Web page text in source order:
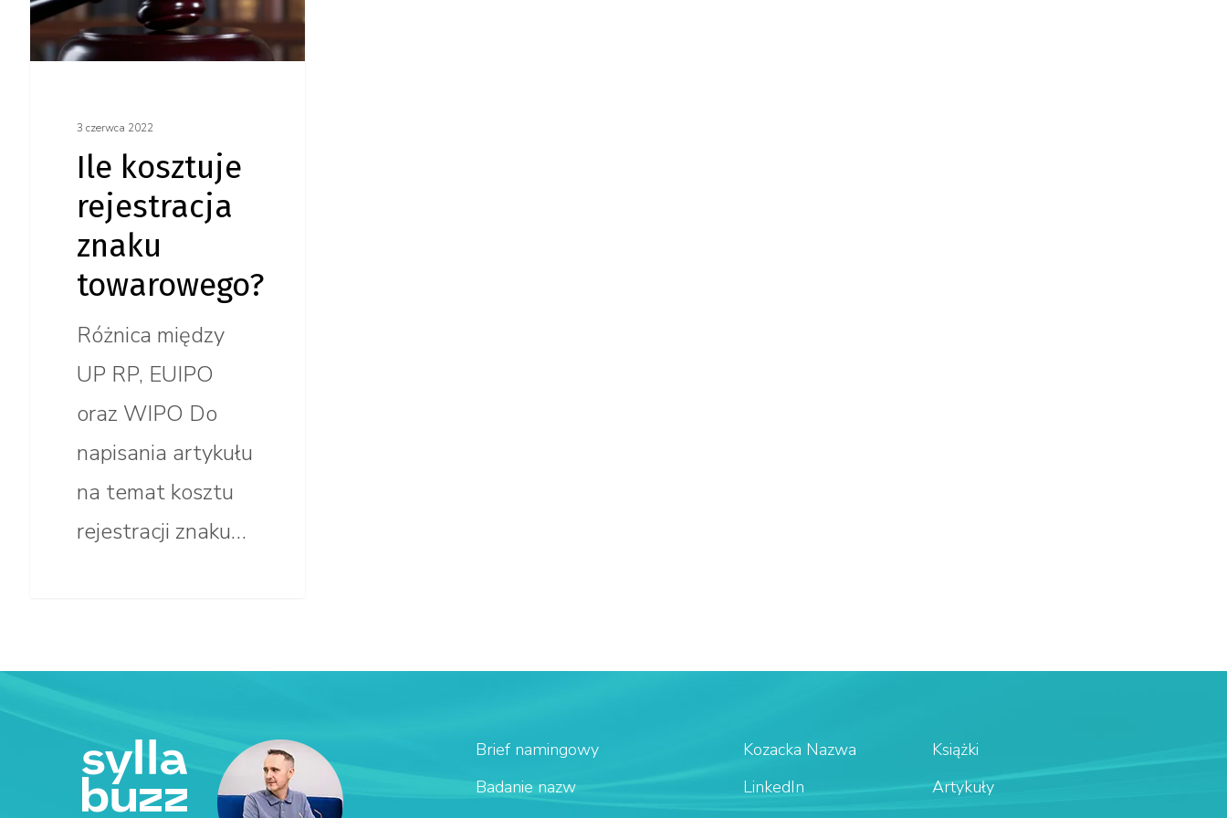
znaku
towarowego?
3 czerwca 2022
Ile kosztuje
rejestracja
znaku
towarowego?
Różnica między
UP RP, EUIPO
oraz WIPO Do
napisania artykułu
na temat kosztu
rejestracji znaku…
Brief namingowy
Badanie nazw
Kozacka Nazwa
LinkedIn
Książki
Artykuły